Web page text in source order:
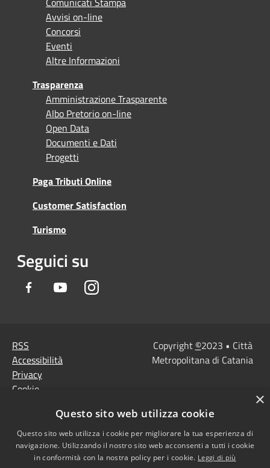
Avvisi on-line
Concorsi
Eventi
Altre Informazioni
Trasparenza
Amministrazione Trasparente
Albo Pretorio on-line
Open Data
Documenti e Dati
Progetti
Paga Tributi Online
Customer Satisfaction
Turismo
Seguici su
Facebook YoutubeInstagram
RSS
Accessibilità
Privacy
Cookie
Note Legali
Agenzia per l'Italia
digitale
Copyright ©2023 • Città
Metropolitana di Catania
×
Questo sito web utilizza cookie
Questo sito web utilizza i cookie per migliorare la tua esperienza di
navigazione. Utilizzando il nostro sito web acconsenti a tutti i cookie
in conformità con la nostra policy per i cookie. Leggi di più